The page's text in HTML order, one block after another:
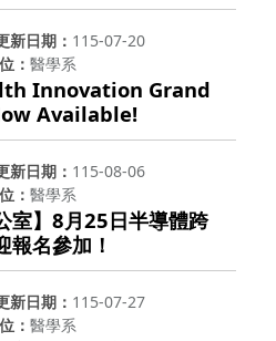
新日期
115-07-20
醫學系
Innovation Grand
Available!
新日期
115-08-06
醫學系
室】8月25日半導體跨
報名參加！
新日期
115-07-27
醫學系